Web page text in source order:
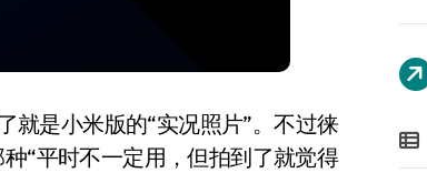
就是小米版的“实况照片”。不过徕
“平时不一定用，但拍到了就觉得